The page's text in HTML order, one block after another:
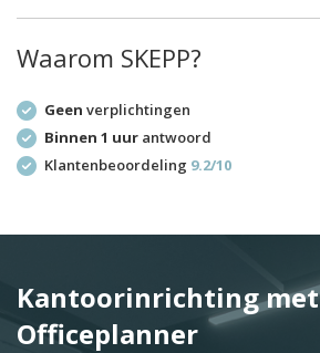
Waarom SKEPP?
Geen verplichtingen
Binnen 1 uur antwoord
Klantenbeoordeling 9.2/10
Kantoorinrichting met
Officeplanner